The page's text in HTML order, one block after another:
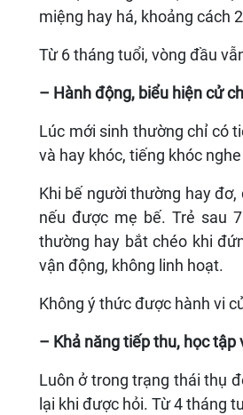
miệng hay há, khoảng cách
Từ 6 tháng tuổi, vòng đầu
– Hành động, biểu hiện cử
Lúc mới sinh thường chỉ có
và hay khóc, tiếng khóc
Khi bế người thường hay
nếu được mẹ bế. Trẻ sau
thường hay bắt chéo khi
vận động, không linh hoạt.
Không ý thức được hành vi
– Khả năng tiếp thu, học tập
Luôn ở trong trạng thái thụ
lại khi được hỏi. Từ 4 tháng